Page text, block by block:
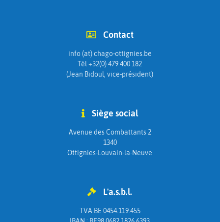
Contact
info (at) chago-ottignies.be
Tél +32(0) 479 400 182
(Jean Bidoul, vice-président)
Siège social
Avenue des Combattants 2
1340
Ottignies-Louvain-la-Neuve
L'a.s.b.l.
TVA BE 0454.119.455